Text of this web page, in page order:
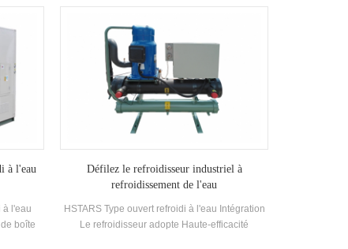
qualité
performing, so future-proof that once it’s
installed, you may never have to think about it
again. Low maintance cost.
à l'eau
à l'eau
boîte
Défilez le refroidisseur industriel à
refroidissement de l'eau
HSTARS Type ouvert refroidi à l'eau Intégration
Le refroidisseur adopte Haute-efficacité